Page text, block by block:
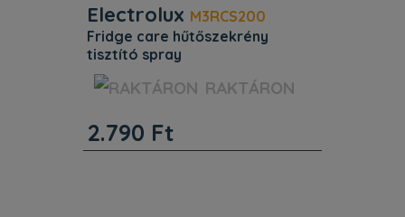
Electrolux M3RCS200
fridge care hűtőszekrény
tisztító spray
Jellemzők. Egyéb jellemzők.
Termékkód (PNC) 902 979 942.
tisztító spray. Azonosító 9029799427.
RAKTÁRON
2.790 Ft